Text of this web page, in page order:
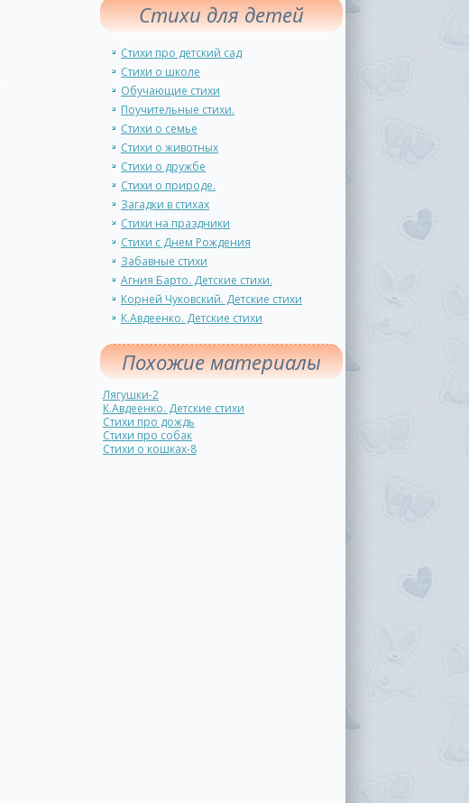
Стихи для детей
Стихи про детский сад
Стихи о школе
Обучающие стихи
Поучительные стихи.
Стихи о семье
Стихи о животных
Стихи о дружбе
Стихи о природе.
Загадки в стихах
Стихи на праздники
Стихи с Днем Рождения
Забавные стихи
Агния Барто. Детские стихи.
Корней Чуковский. Детские стихи
К.Авдеенко. Детские стихи
Похожие материалы
Лягушки-2
К.Авдеенко. Детские стихи
Стихи про дождь
Стихи про собак
Стихи о кошках-8